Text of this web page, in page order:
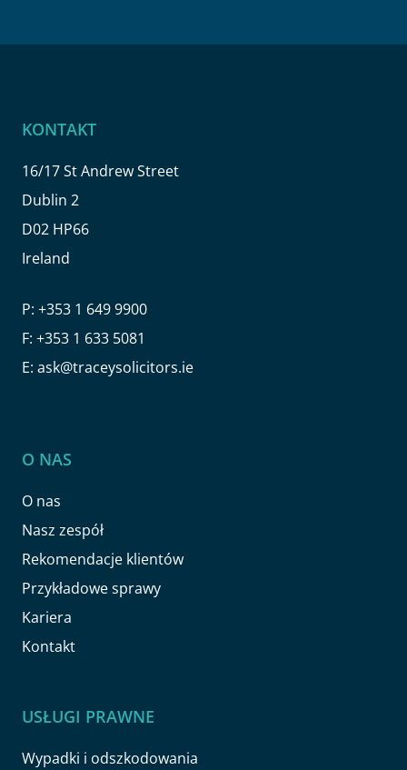
KONTAKT
16/17 St Andrew Street
Dublin 2
D02 HP66
Ireland
P: +353 1 649 9900
F: +353 1 633 5081
E: ask@traceysolicitors.ie
O NAS
O nas
Nasz zespół
Rekomendacje klientów
Przykładowe sprawy
Kariera
Kontakt
USŁUGI PRAWNE
Wypadki i odszkodowania